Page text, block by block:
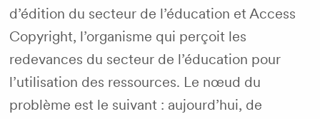
d’édition du secteur de l’éducation et Access
Copyright, l’organisme qui perçoit les
redevances du secteur de l’éducation pour
l’utilisation des ressources. Le nœud du
problème est le suivant : aujourd’hui, de